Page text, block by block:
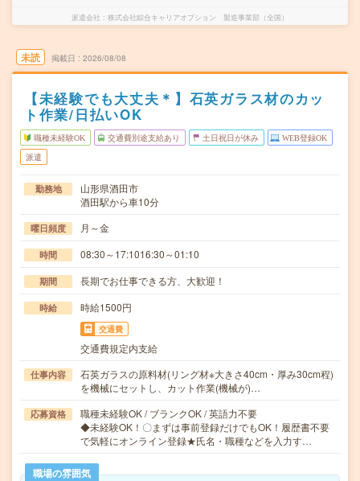
派遣会社 株式会社綜合キャリアオプション 製造事業部（全国）
未読 掲載日 2026/08/08
【未経験でも大丈夫＊】石英ガラス材のカッ
ト作業/日払いOK
職種未経験OK 交通費別途支給あり 土日祝日が休み WEB登録OK
派遣
勤務地
山形県酒田市
酒田駅から車10分
曜日頻度 月～金
時間 08:30～17:1016:30～01:10
期間 長期でお仕事できる方、大歓迎！
時給 時給1500円
交通費
交通費規定内支給
仕事内容
石英ガラスの原料材(リング材※大きさ40cm・厚み30cm程)
を機械にセットし、カット作業(機械が)…
応募資格
職種未経験OK / ブランクOK / 英語力不要
◆未経験OK！〇まずは事前登録だけでもOK！履歴書不要
で気軽にオンライン登録★氏名・職種などを入力す…
職場の雰囲気